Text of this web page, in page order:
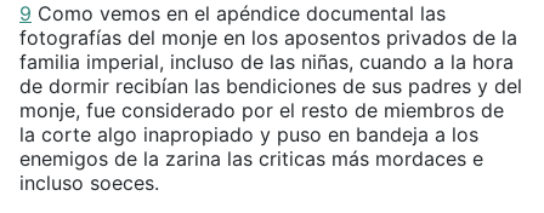
9 Como vemos en el apéndice documental las
fotografías del monje en los aposentos privados de la
familia imperial, incluso de las niñas, cuando a la hora
de dormir recibían las bendiciones de sus padres y del
monje, fue considerado por el resto de miembros de
la corte algo inapropiado y puso en bandeja a los
enemigos de la zarina las criticas más mordaces e
incluso soeces.